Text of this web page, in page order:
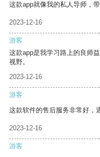
这款app就像我的私人导师，
2023-12-16
游客
这款app是我学习路上的良师
视野。
2023-12-16
游客
这款软件的售后服务非常好，
2023-12-16
游客